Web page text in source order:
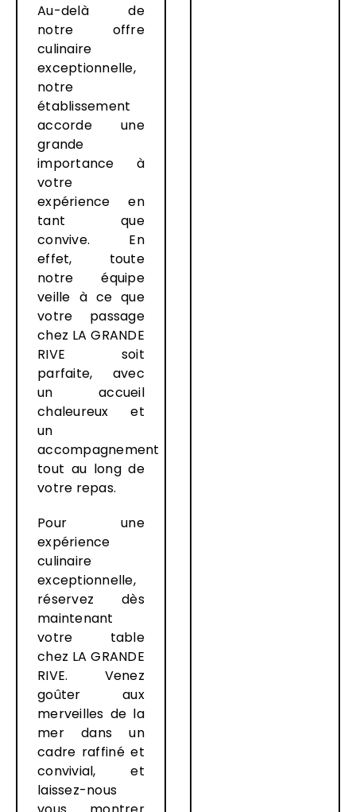
Au-delà de
notre offre
culinaire
exceptionnelle,
notre
établissement
accorde une
grande
importance à
votre
expérience en
tant que
convive. En
effet, toute
notre équipe
veille à ce que
votre passage
chez LA GRANDE
RIVE soit
parfaite, avec
un accueil
chaleureux et
un
accompagnement
tout au long de
votre repas.
Pour une
expérience
culinaire
exceptionnelle,
réservez dès
maintenant
votre table
chez LA GRANDE
RIVE. Venez
goûter aux
merveilles de la
mer dans un
cadre raffiné et
convivial, et
laissez-nous